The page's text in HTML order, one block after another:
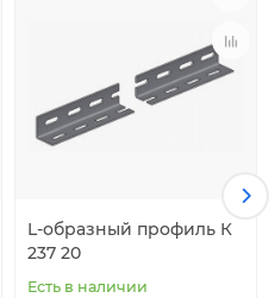
L-образный профиль К
237 20
Есть в наличии